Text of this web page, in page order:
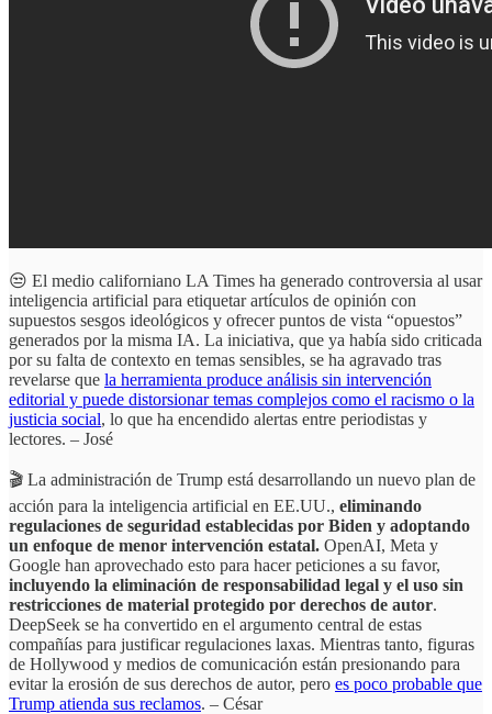
😒 El medio californiano LA Times ha generado controversia al usar
inteligencia artificial para etiquetar artículos de opinión con
supuestos sesgos ideológicos y ofrecer puntos de vista “opuestos”
generados por la misma IA. La iniciativa, que ya había sido criticada
por su falta de contexto en temas sensibles, se ha agravado tras
revelarse que la herramienta produce análisis sin intervención
editorial y puede distorsionar temas complejos como el racismo o la
justicia social, lo que ha encendido alertas entre periodistas y
lectores. – José
🎬 La administración de Trump está desarrollando un nuevo plan de
acción para la inteligencia artificial en EE.UU., eliminando
regulaciones de seguridad establecidas por Biden y adoptando
un enfoque de menor intervención estatal. OpenAI, Meta y
Google han aprovechado esto para hacer peticiones a su favor,
incluyendo la eliminación de responsabilidad legal y el uso sin
restricciones de material protegido por derechos de autor.
DeepSeek se ha convertido en el argumento central de estas
compañías para justificar regulaciones laxas. Mientras tanto, figuras
de Hollywood y medios de comunicación están presionando para
evitar la erosión de sus derechos de autor, pero es poco probable que
Trump atienda sus reclamos. – César